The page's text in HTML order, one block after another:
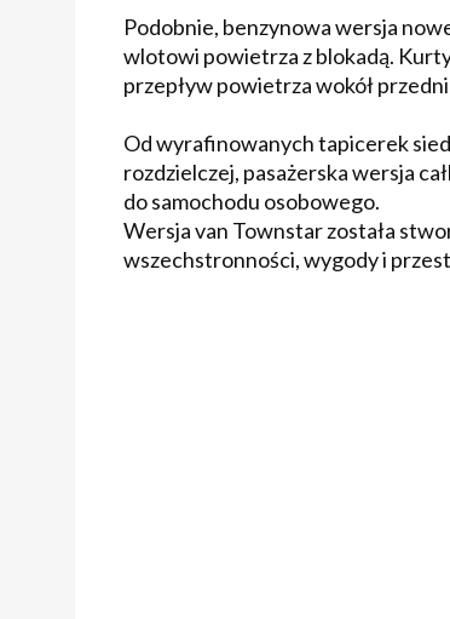
Podobnie, benzynowa wersja
wlotowi powietrza z blokadą.
przepływ powietrza wokół
Od wyrafinowanych tapicerek
rozdzielczej, pasażerska wersja
do samochodu osobowego.
Wersja van Townstar została
wszechstronności, wygody i